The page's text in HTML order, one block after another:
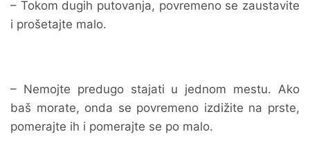
– Tokom dugih putovanja, povremeno se zaustavite
i prošetajte malo.
– Nemojte predugo stajati u jednom mestu. Ako
baš morate, onda se povremeno izdižite na prste,
pomerajte ih i pomerajte se po malo.